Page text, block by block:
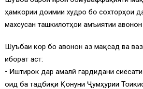
ҳамкории доимии худро бо сохторҳои
махсусан ташкилотҳои ҷамъиятии
Шуъбаи кор бо ҷавонон аз мақсад ва
иборат аст:
• Иштирок дар амалӣ гардидани
оид ба тадбиқи Қонуни Ҷумҳурии